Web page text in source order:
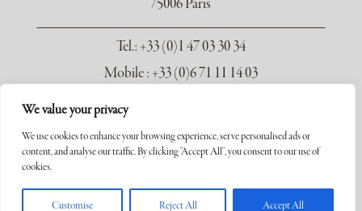
We value your privacy
We use cookies to enhance your browsing experience, serve personalised ads or
content, and analyse our traffic. By clicking "Accept All", you consent to our use of
cookies.
Customise Reject All Accept All
75006 Paris
Tel.: +33 (0)1 47 03 30 34
Mobile : +33 (0)6 71 11 14 03
Copyright ©2026 Galerie Xavier Seydoux. Tous droits réservés.